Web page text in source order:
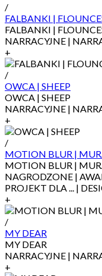
/
FALBANKI |
FALBANKI |
NARRACYJNE |
+
/
OWCA | SHEEP
OWCA | SHEEP
NARRACYJNE |
+
/
MOTION BLUR |
MOTION BLUR |
NAGRODZONE |
PROJEKT DLA ... |
+
/
MY DEAR
MY DEAR
NARRACYJNE |
+